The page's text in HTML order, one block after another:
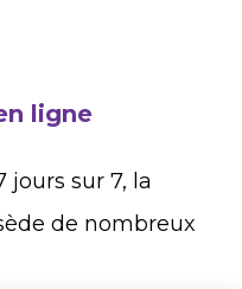
ligne
jours sur 7, la
de nombreux